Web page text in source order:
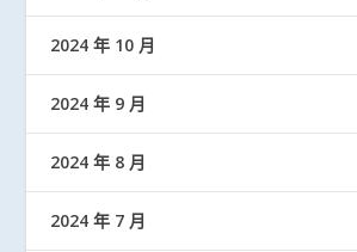
2024 年 10 月
2024 年 9 月
2024 年 8 月
2024 年 7 月